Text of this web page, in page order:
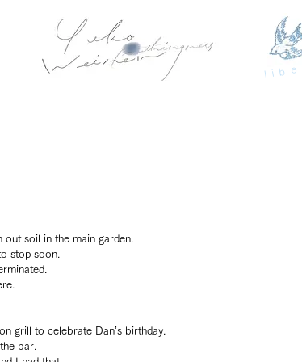
out soil in the main garden.
stop soon.
grill to celebrate Dan’s birthday.
bar.